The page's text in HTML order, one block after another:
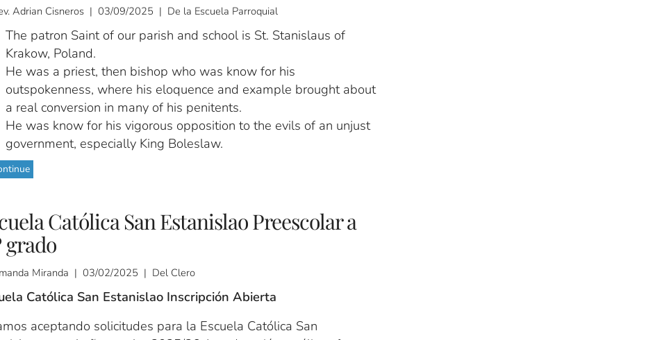
Adrian Cisneros | 03/09/2025 | De la Escuela Parroquial
The patron Saint of our parish and school is St. Stanislaus of
Krakow, Poland.
He was a priest, then bishop who was know for his
outspokenness, where his eloquence and example brought about
a real conversion in many of his penitents.
He was know for his vigorous opposition to the evils of an unjust
government, especially King Boleslaw.
Católica San Estanislao Preescolar a
grado
Miranda | 03/02/2025 | Del Clero
Católica San Estanislao Inscripción Abierta
aceptando solicitudes para la Escuela Católica San